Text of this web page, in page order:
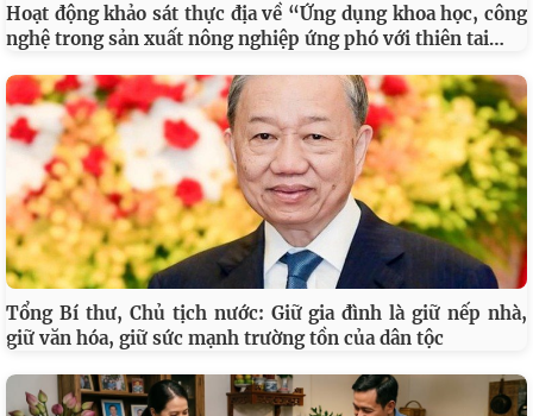
Hoạt động khảo sát thực địa về “Ứng dụng khoa học, công
nghệ trong sản xuất nông nghiệp ứng phó với thiên tai…
Tổng Bí thư, Chủ tịch nước: Giữ gia đình là giữ nếp nhà,
giữ văn hóa, giữ sức mạnh trường tồn của dân tộc